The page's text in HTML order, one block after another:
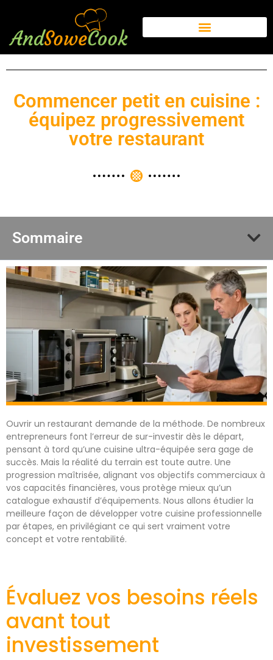
Commencer petit en cuisine :
équipez progressivement
votre restaurant
Sommaire
Ouvrir un restaurant demande de la méthode. De nombreux
entrepreneurs font l’erreur de sur-investir dès le départ,
pensant à tord qu’une cuisine ultra-équipée sera gage de
succès. Mais la réalité du terrain est toute autre. Une
progression maîtrisée, alignant vos objectifs commerciaux à
vos capacités financières, vous protège mieux qu’un
catalogue exhaustif d’équipements. Nous allons étudier la
meilleure façon de développer votre cuisine professionnelle
par étapes, en privilégiant ce qui sert vraiment votre
concept et votre rentabilité.
Évaluez vos besoins réels
avant tout
investissement